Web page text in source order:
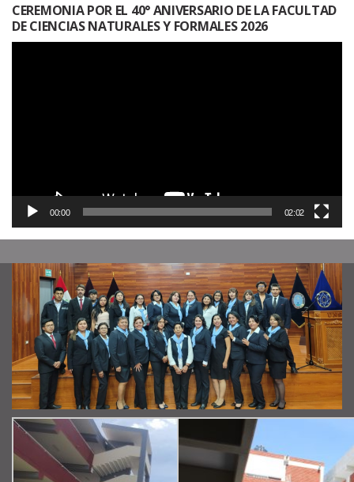
CEREMONIA POR EL 40° ANIVERSARIO DE LA FACULTAD
DE CIENCIAS NATURALES Y FORMALES 2026
00:00 02:02